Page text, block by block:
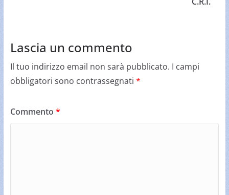
Lascia un commento
Il tuo indirizzo email non sarà pubblicato. I campi
obbligatori sono contrassegnati *
Commento *